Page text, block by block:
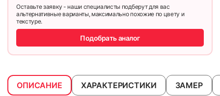
Оставьте заявку - наши специалисты подберут для вас
альтернативные варианты, максимально похожие по цвету и
текстуре.
Подобрать аналог
ОПИСАНИЕ ХАРАКТЕРИСТИКИ ЗАМЕР